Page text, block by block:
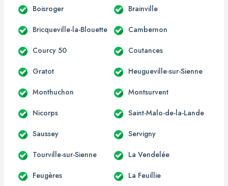
Boisroger Brainville
Bricqueville-la-Blouette Cambernon
Courcy 50 Coutances
Gratot Heugueville-sur-Sienne
Monthuchon Montsurvent
Nicorps Saint-Malo-de-la-Lande
Saussey Servigny
Tourville-sur-Sienne La Vendelée
Feugères La Feuillie